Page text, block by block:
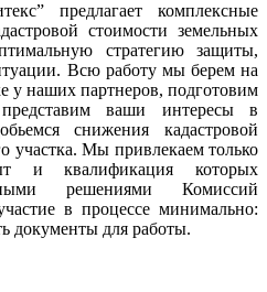
предлагает комплексные
стоимости земельных
стратегию защиты,
Всю работу мы берем на
у наших партнеров, подготовим
ваши интересы в
снижения кадастровой
участка. Мы привлекаем только
и квалификация которых
решениями Комиссий
в процессе минимально:
документы для работы.